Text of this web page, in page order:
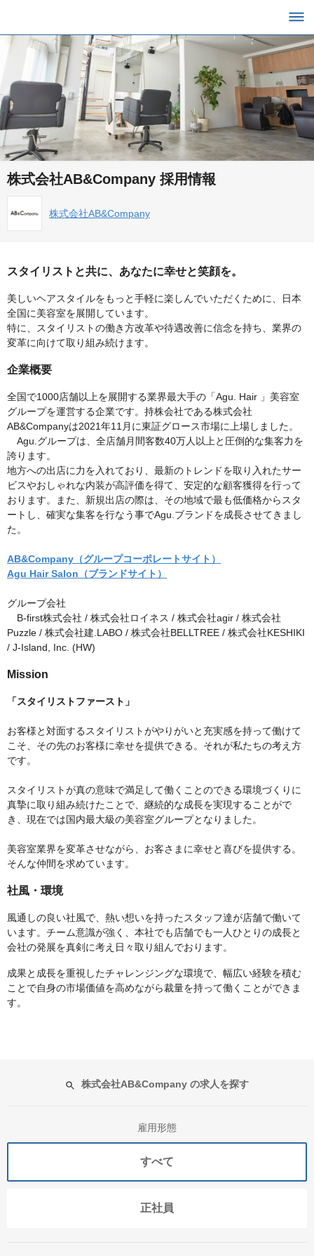
株式会社AB&Company 採用情報
株式会社AB&Company
スタイリストと共に、あなたに幸せと笑顔を。
美しいヘアスタイルをもっと手軽に楽しんでいただくために、日本
全国に美容室を展開しています。
特に、スタイリストの働き方改革や待遇改善に信念を持ち、業界の
変革に向けて取り組み続けます。
企業概要
全国で1000店舗以上を展開する業界最大手の「Agu. Hair 」美容室
グループを運営する企業です。持株会社である株式会社
AB&Companyは2021年11月に東証グロース市場に上場しました。
Agu.グループは、全店舗月間客数40万人以上と圧倒的な集客力を
誇ります。
地方への出店に力を入れており、最新のトレンドを取り入れたサー
ビスやおしゃれな内装が高評価を得て、安定的な顧客獲得を行って
おります。また、新規出店の際は、その地域で最も低価格からスタ
ートし、確実な集客を行なう事でAgu.ブランドを成長させてきまし
た。
AB&Company（グループコーポレートサイト）
Agu Hair Salon（ブランドサイト）
グループ会社
B-first株式会社 / 株式会社ロイネス / 株式会社agir / 株式会社
Puzzle / 株式会社建.LABO / 株式会社BELLTREE / 株式会社KESHIKI
/ J-Island, Inc. (HW)
Mission
「スタイリストファースト」
お客様と対面するスタイリストがやりがいと充実感を持って働けて
こそ、その先のお客様に幸せを提供できる。それが私たちの考え方
です。
スタイリストが真の意味で満足して働くことのできる環境づくりに
真摯に取り組み続けたことで、継続的な成長を実現することがで
き、現在では国内最大級の美容室グループとなりました。
美容室業界を変革させながら、お客さまに幸せと喜びを提供する。
そんな仲間を求めています。
社風・環境
風通しの良い社風で、熱い想いを持ったスタッフ達が店舗で働いて
います。チーム意識が強く、本社でも店舗でも一人ひとりの成長と
会社の発展を真剣に考え日々取り組んでおります。
成果と成長を重視したチャレンジングな環境で、幅広い経験を積む
ことで自身の市場価値を高めながら裁量を持って働くことができま
す。
株式会社AB&Company の求人を探す
雇用形態
すべて
正社員